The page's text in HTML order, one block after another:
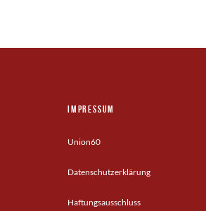
Impressum
Union60
Datenschutzerklärung
Haftungsausschluss